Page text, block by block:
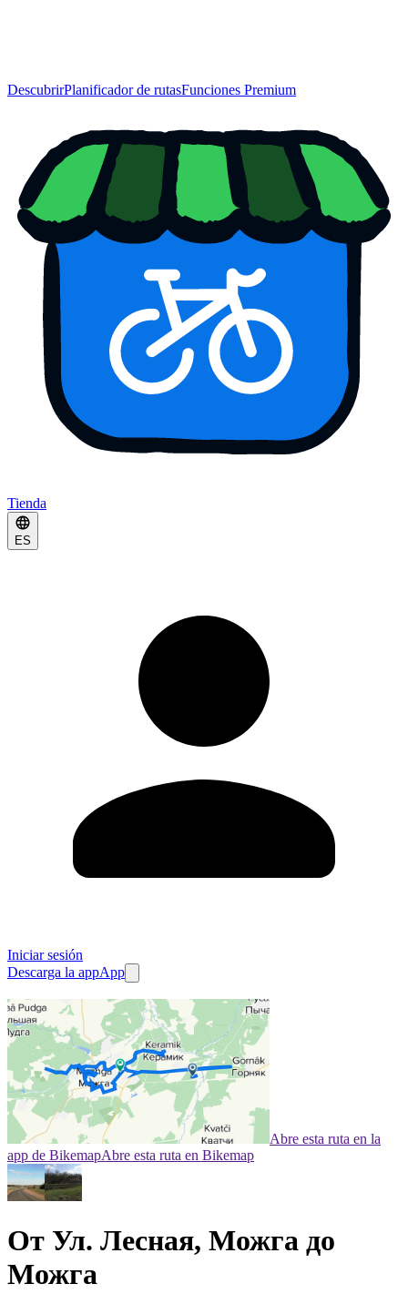
DescubrirPlanificador de rutasFunciones Premium
Tienda
ES
Iniciar sesión
Descarga la appApp
Abre esta ruta en la
app de BikemapAbre esta ruta en Bikemap
От Ул. Лесная, Можга до
Можга